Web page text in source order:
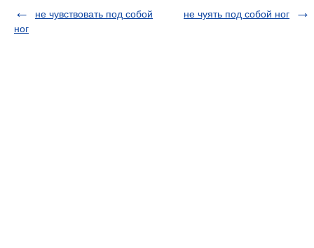
не чувствовать под собой
ног
не чуять под собой ног